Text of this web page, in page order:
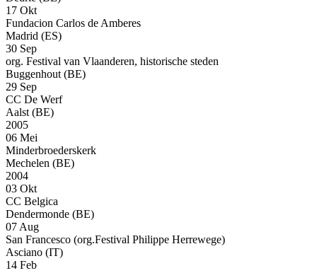
17 Okt
Fundacion Carlos de Amberes
Madrid (ES)
30 Sep
org. Festival van Vlaanderen, historische steden
Buggenhout (BE)
29 Sep
CC De Werf
Aalst (BE)
2005
06 Mei
Minderbroederskerk
Mechelen (BE)
2004
03 Okt
CC Belgica
Dendermonde (BE)
07 Aug
San Francesco (org.Festival Philippe Herrewege)
Asciano (IT)
14 Feb